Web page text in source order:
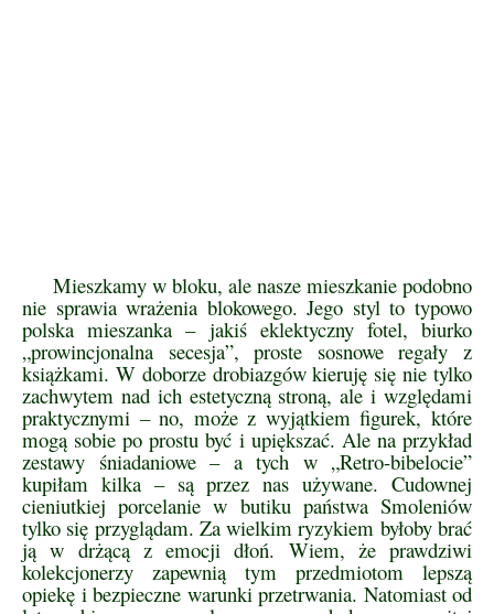
Mieszkamy w bloku, ale nasze mieszkanie podobno
nie sprawia wrażenia blokowego. Jego styl to typowo
polska mieszanka – jakiś eklektyczny fotel, biurko
„prowincjonalna secesja”, proste sosnowe regały z
książkami. W doborze drobiazgów kieruję się nie tylko
zachwytem nad ich estetyczną stroną, ale i względami
praktycznymi – no, może z wyjątkiem figurek, które
mogą sobie po prostu być i upiększać. Ale na przykład
zestawy śniadaniowe – a tych w „Retro-bibelocie”
kupiłam kilka – są przez nas używane. Cudownej
cieniutkiej porcelanie w butiku państwa Smoleniów
tylko się przyglądam. Za wielkim ryzykiem byłoby brać
ją w drżącą z emocji dłoń. Wiem, że prawdziwi
kolekcjonerzy zapewnią tym przedmiotom lepszą
opiekę i bezpieczne warunki przetrwania. Natomiast od